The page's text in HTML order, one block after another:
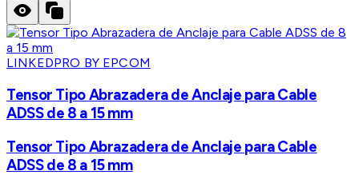
LINKEDPRO BY EPCOM
Tensor Tipo Abrazadera de Anclaje para Cable
ADSS de 8 a 15 mm
Tensor Tipo Abrazadera de Anclaje para Cable
ADSS de 8 a 15 mm